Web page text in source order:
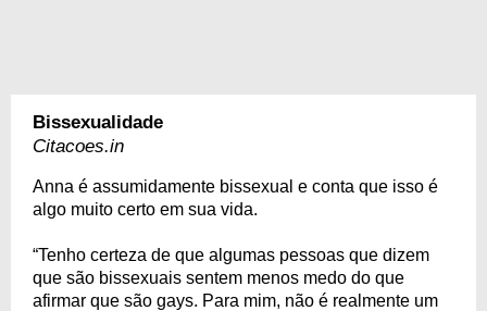
Bissexualidade
Citacoes.in
Anna é assumidamente bissexual e conta que isso é
algo muito certo em sua vida.
“Tenho certeza de que algumas pessoas que dizem
que são bissexuais sentem menos medo do que
afirmar que são gays. Para mim, não é realmente um